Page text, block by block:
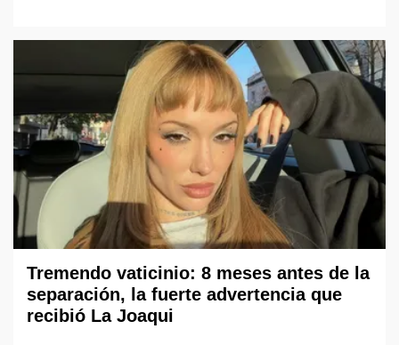
Tremendo vaticinio: 8 meses antes de la
separación, la fuerte advertencia que
recibió La Joaqui